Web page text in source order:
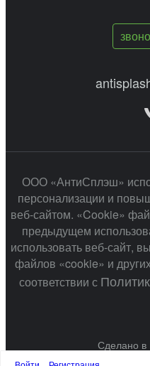
ООО «АнтиСплэш»
персонализации и
веб-сайтом. «Cookie»
предыдущем
использовать веб-сайт,
файлов «cookie» и
соответствии с
Сделано в